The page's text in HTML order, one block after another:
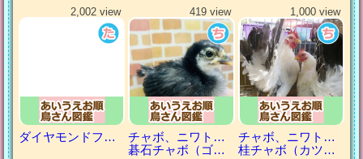
2,002 view
ダイヤモンドフィンチ
419 view
チャボ、ニワトリの仲間
碁石チャボ（ゴイシチャボ）
1,000 view
チャボ、ニワトリの仲間
桂チャボ（カツラチャボ）